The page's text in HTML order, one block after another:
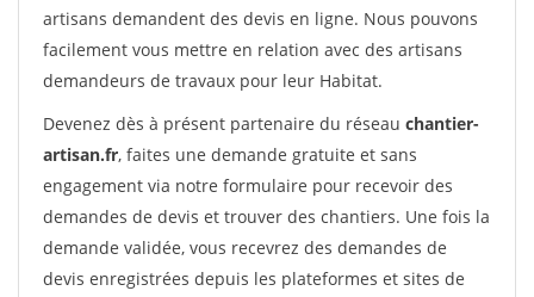
artisans demandent des devis en ligne. Nous pouvons
facilement vous mettre en relation avec des artisans
demandeurs de travaux pour leur Habitat.
Devenez dès à présent partenaire du réseau chantier-
artisan.fr, faites une demande gratuite et sans
engagement via notre formulaire pour recevoir des
demandes de devis et trouver des chantiers. Une fois la
demande validée, vous recevrez des demandes de
devis enregistrées depuis les plateformes et sites de